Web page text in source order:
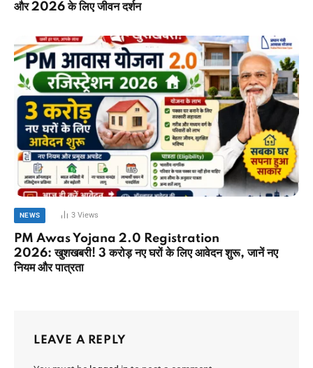
और 2026 के लिए जीवन दर्शन
NEWS 3Views
PM Awas Yojana 2.0 Registration
2026: खुशखबरी! 3 करोड़ नए घरों के लिए आवेदन शुरू, जानें नए
नियम और पात्रता
LEAVE A REPLY